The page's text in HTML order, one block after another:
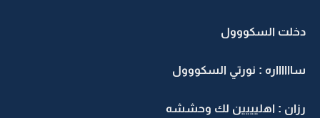
دخلت السكووول
سااااااره : نورتي السكووول
رزان : اهليييين لك وحششه